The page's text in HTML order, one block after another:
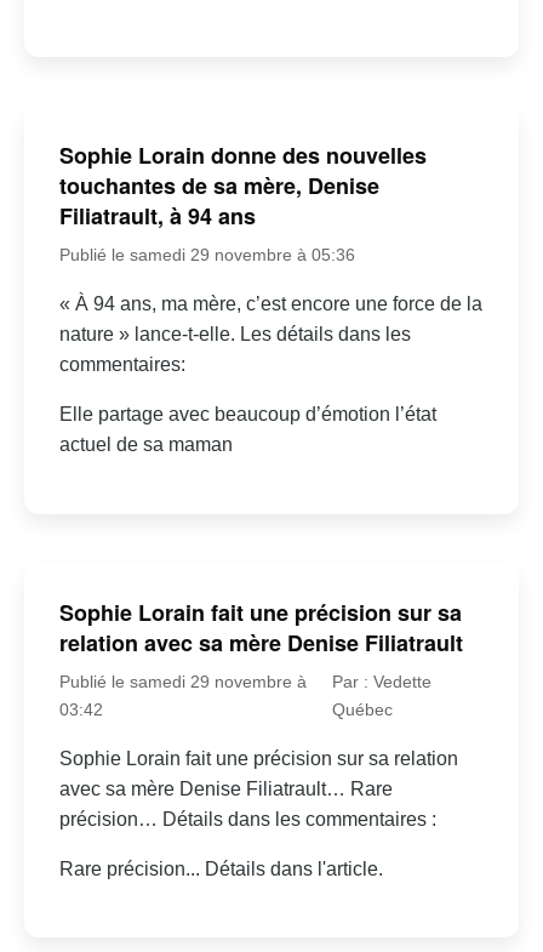
Sophie Lorain donne des nouvelles
touchantes de sa mère, Denise
Filiatrault, à 94 ans
Publié le samedi 29 novembre à 05:36
« À 94 ans, ma mère, c’est encore une force de la
nature » lance-t-elle. Les détails dans les
commentaires:
Elle partage avec beaucoup d’émotion l’état
actuel de sa maman
Sophie Lorain fait une précision sur sa
relation avec sa mère Denise Filiatrault
Publié le samedi 29 novembre à
03:42
Par : Vedette
Québec
Sophie Lorain fait une précision sur sa relation
avec sa mère Denise Filiatrault… Rare
précision… Détails dans les commentaires :
Rare précision... Détails dans l'article.